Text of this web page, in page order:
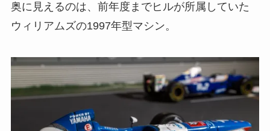
奥に見えるのは、前年度までヒルが所属していた
ウィリアムズの1997年型マシン。